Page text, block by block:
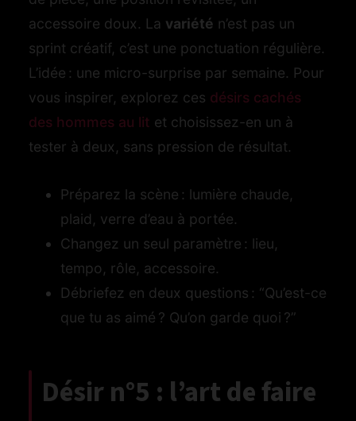
accessoire doux. La variété n’est pas un
sprint créatif, c’est une ponctuation régulière.
L’idée : une micro-surprise par semaine. Pour
vous inspirer, explorez ces désirs cachés
des hommes au lit et choisissez-en un à
tester à deux, sans pression de résultat.
Préparez la scène : lumière chaude,
plaid, verre d’eau à portée.
Changez un seul paramètre : lieu,
tempo, rôle, accessoire.
Débriefez en deux questions : “Qu’est-ce
que tu as aimé ? Qu’on garde quoi ?”
Désir n°5 : l’art de faire